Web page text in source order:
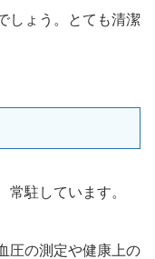
しょう。とても清潔
駐しています。
圧の測定や健康上の